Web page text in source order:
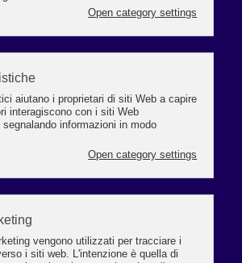
col Natale 2024, e per prepararsi in
organizza un corso di formazione dal
per il